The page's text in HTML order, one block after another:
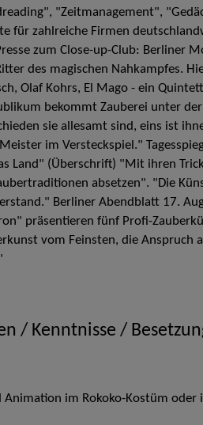
"Zeitmanagement",
für zahlreiche Firmen
zum Close-up-Club: Berliner
des magischen Nahkampfes.
Olaf Kohrs, El Mago - ein
bekommt Zauberei unter
sie allesamt sind, eins ist
im Versteckspiel."
Land" (Überschrift) "Mit ihren
absetzen". "Die
Berliner Abendblatt 17.
präsentieren fünf Profi-
vom Feinsten, die Anspruch
/ Kenntnisse /
Animation im Rokoko-Kostüm oder